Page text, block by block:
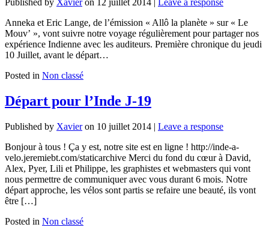
Published by Xavieron 12 juillet 2014 | Leave a response
Anneka et Eric Lange, de l’émission « Allô la planète » sur « Le
Mouv’ », vont suivre notre voyage régulièrement pour partager nos
expérience Indienne avec les auditeurs. Première chronique du jeudi
10 Juillet, avant le départ…
Posted in Non classé
Départ pour l’Inde J-19
Published by Xavieron 10 juillet 2014 | Leave a response
Bonjour à tous ! Ça y est, notre site est en ligne ! http://inde-a-
velo.jeremiebt.com/staticarchive Merci du fond du cœur à David,
Alex, Pyer, Lili et Philippe, les graphistes et webmasters qui vont
nous permettre de communiquer avec vous durant 6 mois. Notre
départ approche, les vélos sont partis se refaire une beauté, ils vont
être […]
Posted in Non classé